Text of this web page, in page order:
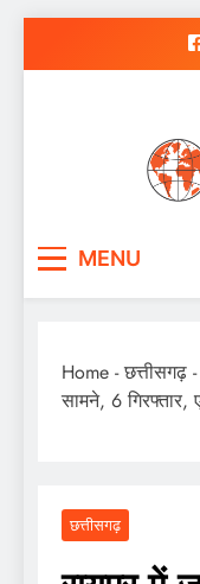
MENU
Home -छत्तीसगढ़
सामने, 6 गिरफ्तार,
छत्तीसगढ़